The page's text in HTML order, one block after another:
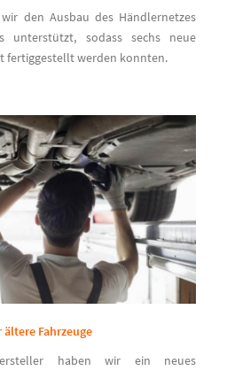
den Ausbau des Händlernetzes
unterstützt, sodass sechs neue
fertiggestellt werden konnten.
Fahrzeuge
haben wir ein neues